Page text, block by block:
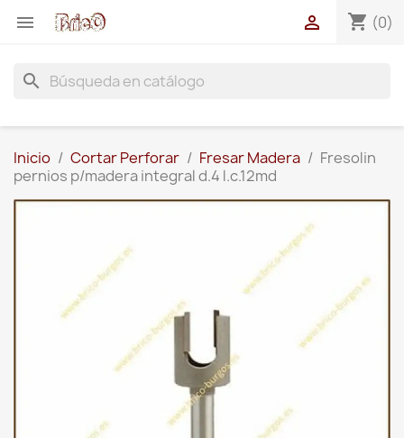
 shopping_cart (0)

search
Inicio Cortar Perforar Fresar Madera
Fresolin
pernios p/madera integral d.4 l.c.12md